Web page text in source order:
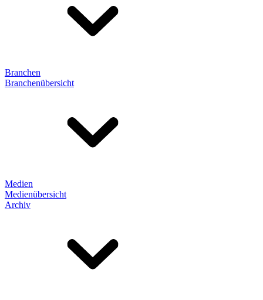
Branchen
Branchenübersicht
Medien
Medienübersicht
Archiv